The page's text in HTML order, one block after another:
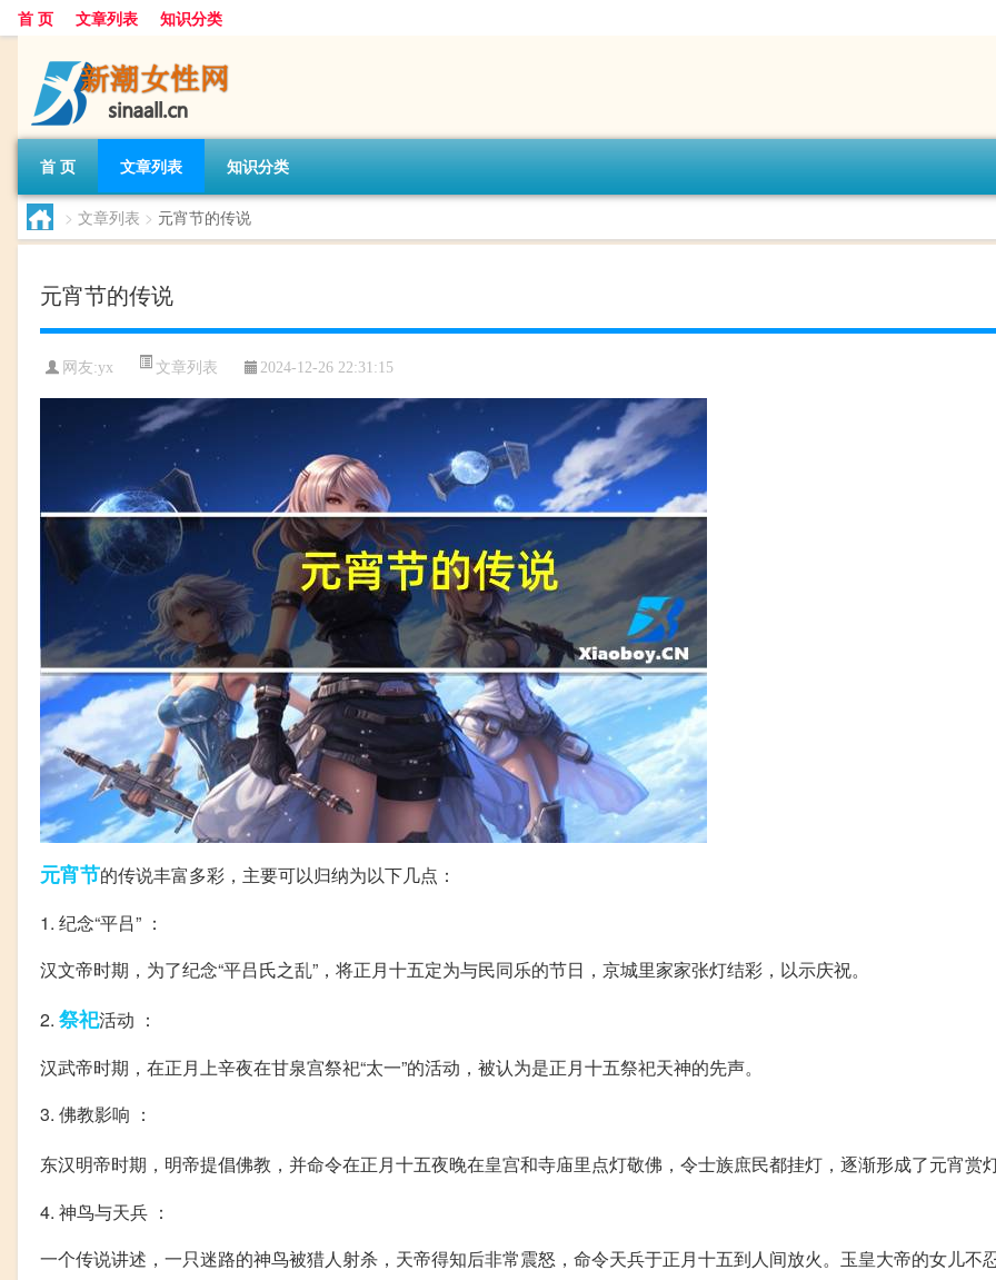
首 页 文章列表 知识分类
首 页 文章列表 知识分类
> 文章列表 > 元宵节的传说
元宵节的传说
网友:yx 文章列表 2024-12-26 22:31:15
元宵节的传说丰富多彩，主要可以归纳为以下几点：
1. 纪念“平吕” ：
汉文帝时期，为了纪念“平吕氏之乱”，将正月十五定为与民同乐的节日，京城里家家张灯结彩，以示庆祝。
2. 祭祀活动 ：
汉武帝时期，在正月上辛夜在甘泉宫祭祀“太一”的活动，被认为是正月十五祭祀天神的先声。
3. 佛教影响 ：
东汉明帝时期，明帝提倡佛教，并命令在正月十五夜晚在皇宫和寺庙里点灯敬佛，令士族庶民都挂灯，逐渐形成了元宵赏
4. 神鸟与天兵 ：
一个传说讲述，一只迷路的神鸟被猎人射杀，天帝得知后非常震怒，命令天兵于正月十五到人间放火。玉皇大帝的女儿不